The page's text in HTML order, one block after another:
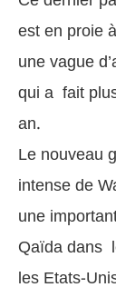
est en proie
une vague
qui a fait
an.
Le nouveau
intense de
une
Qaïda dans
les Etats-